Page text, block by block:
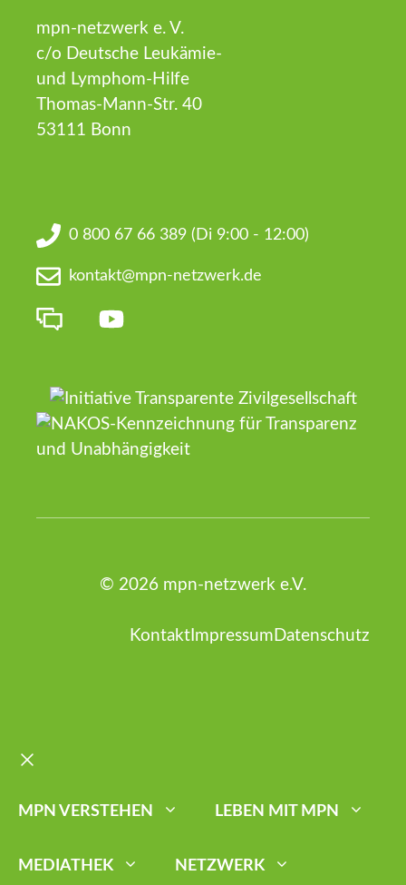
mpn-netzwerk e. V.
c/o Deutsche Leukämie-
und Lymphom-Hilfe
Thomas-Mann-Str. 40
53111 Bonn
0 800 67 66 389 (Di 9:00 - 12:00)
kontakt@mpn-netzwerk.de
© 2026 mpn-netzwerk e.V.
Kontakt Impressum Datenschutz
MPN VERSTEHEN
LEBEN MIT MPN
MEDIATHEK NETZWERK